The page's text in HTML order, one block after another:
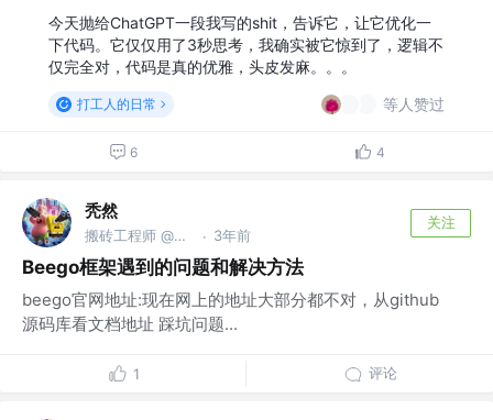
今天抛给ChatGPT一段我写的shit，告诉它，让它优化一
下代码。它仅仅用了3秒思考，我确实被它惊到了，逻辑不
仅完全对，代码是真的优雅，头皮发麻。。。
打工人的日常 等人赞过
6 4
秃然
搬砖工程师 @数字游民 · 3年前
关注
Beego框架遇到的问题和解决方法
beego官网地址:现在网上的地址大部分都不对，从github
源码库看文档地址 踩坑问题...
1 评论